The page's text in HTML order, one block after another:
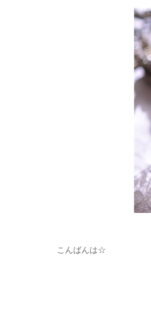
こんばんは☆